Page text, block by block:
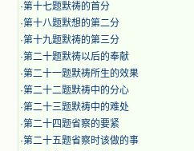
·第十七题默祷的首分
·第十八题默想的第二分
·第十九题默祷的第三分
·第二十题默祷以后的奉献
·第二十一题默祷所生的效果
·第二十二题默祷中的分心
·第二十三题默祷中的难处
·第二十四题省察的要紧
·第二十五题省察时该做的事